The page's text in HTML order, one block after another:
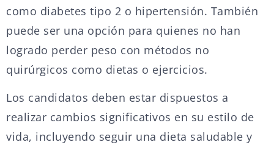
como diabetes tipo 2 o hipertensión. También
puede ser una opción para quienes no han
logrado perder peso con métodos no
quirúrgicos como dietas o ejercicios.
Los candidatos deben estar dispuestos a
realizar cambios significativos en su estilo de
vida, incluyendo seguir una dieta saludable y